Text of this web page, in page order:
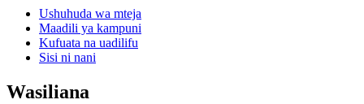
Ushuhuda wa mteja
Maadili ya kampuni
Kufuata na uadilifu
Sisi ni nani
Wasiliana